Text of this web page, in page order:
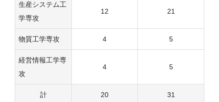
生産システム工
学専攻
12 21
物質工学専攻 4 5
経営情報工学専
攻
4 5
計 20 31